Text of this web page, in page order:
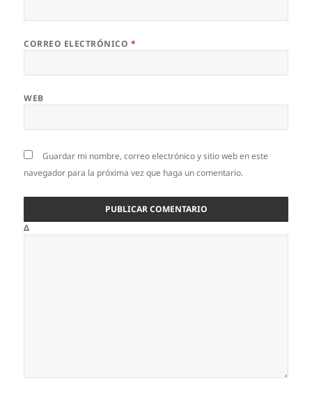
CORREO ELECTRÓNICO *
WEB
Guardar mi nombre, correo electrónico y sitio web en este
navegador para la próxima vez que haga un comentario.
Δ